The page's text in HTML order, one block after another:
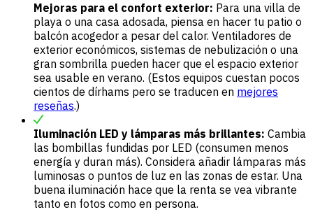
Mejoras para el confort exterior: Para una villa de
playa o una casa adosada, piensa en hacer tu patio o
balcón acogedor a pesar del calor. Ventiladores de
exterior económicos, sistemas de nebulización o una
gran sombrilla pueden hacer que el espacio exterior
sea usable en verano. (Estos equipos cuestan pocos
cientos de dírhams pero se traducen en mejores
reseñas.)
Iluminación LED y lámparas más brillantes: Cambia
las bombillas fundidas por LED (consumen menos
energía y duran más). Considera añadir lámparas más
luminosas o puntos de luz en las zonas de estar. Una
buena iluminación hace que la renta se vea vibrante
tanto en fotos como en persona.